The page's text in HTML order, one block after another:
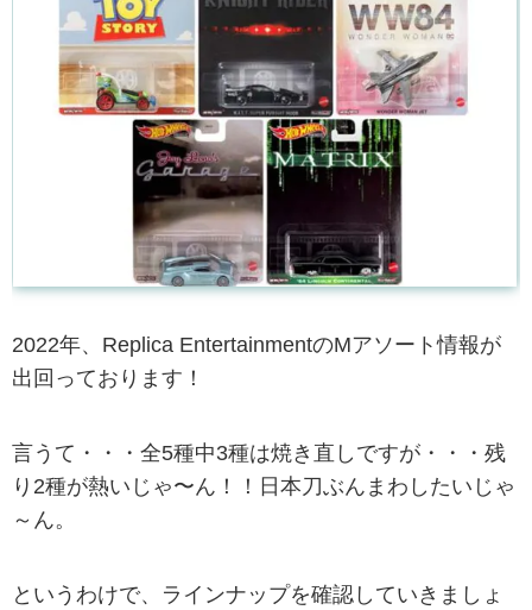
2022年、Replica EntertainmentのMアソート情報が
出回っております！
言うて・・・全5種中3種は焼き直しですが・・・残
り2種が熱いじゃ〜ん！！日本刀ぶんまわしたいじゃ
～ん。
というわけで、ラインナップを確認していきましょ